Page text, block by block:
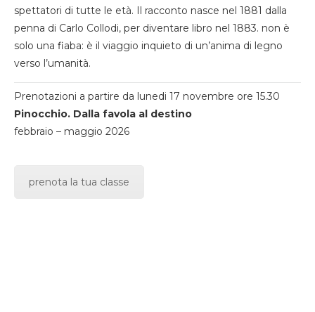
spettatori di tutte le età. Il racconto nasce nel 1881 dalla
penna di Carlo Collodi, per diventare libro nel 1883. non è
solo una fiaba: è il viaggio inquieto di un’anima di legno
verso l’umanità.
Prenotazioni a partire da lunedi 17 novembre ore 15.30
Pinocchio. Dalla favola al destino
febbraio – maggio 2026
prenota la tua classe